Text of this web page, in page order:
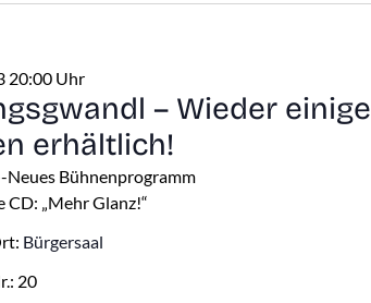
20:00 Uhr
– Wieder einige
erhältlich!
Bühnenprogramm
„Mehr Glanz!“
Bürgersaal
20